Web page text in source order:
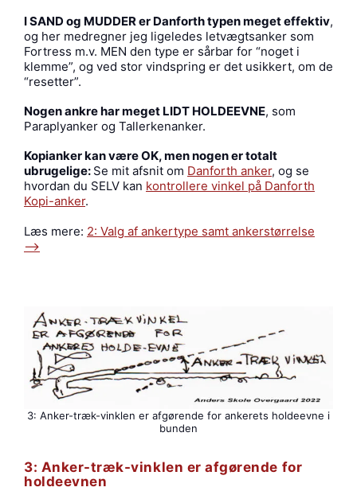
I SAND og MUDDER er Danforth typen meget effektiv,
og her medregner jeg ligeledes letvægtsanker som
Fortress m.v. MEN den type er sårbar for “noget i
klemme”, og ved stor vindspring er det usikkert, om de
“resetter”.
Nogen ankre har meget LIDT HOLDEEVNE, som
Paraplyanker og Tallerkenanker.
Kopianker kan være OK, men nogen er totalt
ubrugelige: Se mit afsnit om Danforth anker, og se
hvordan du SELV kan kontrollere vinkel på Danforth
Kopi-anker.
Læs mere: 2: Valg af ankertype samt ankerstørrelse
—->
3: Anker-træk-vinklen er afgørende for ankerets holdeevne i
bunden
3: Anker-træk-vinklen er afgørende for
holdeevnen